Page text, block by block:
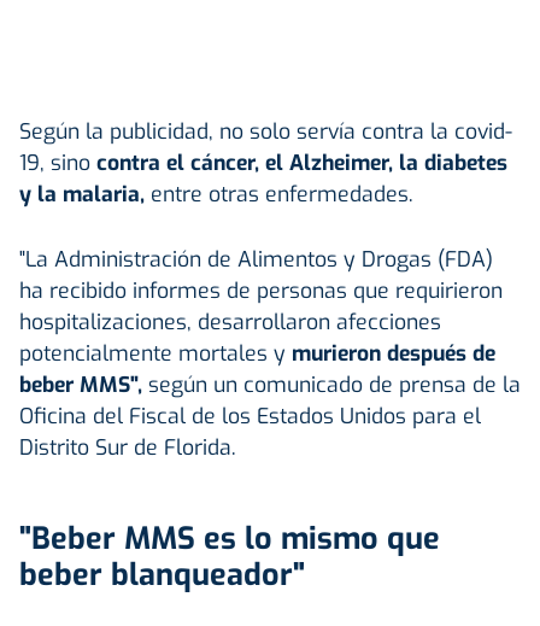
Según la publicidad, no solo servía contra la covid-
19, sino contra el cáncer, el Alzheimer, la diabetes
y la malaria, entre otras enfermedades.
"La Administración de Alimentos y Drogas (FDA)
ha recibido informes de personas que requirieron
hospitalizaciones, desarrollaron afecciones
potencialmente mortales y murieron después de
beber MMS", según un comunicado de prensa de la
Oficina del Fiscal de los Estados Unidos para el
Distrito Sur de Florida.
"Beber MMS es lo mismo que
beber blanqueador"